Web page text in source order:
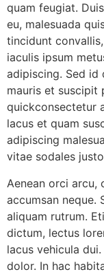
quam feugiat.
eu, malesuada
tincidunt
iaculis ipsum
adipiscing. Sed id
mauris et suscipit
quickconsectetur
lacus et quam
adipiscing
vitae sodales
Aenean orci arcu,
accumsan neque.
aliquam rutrum.
dictum, lectus
lacus vehicula
dolor. In hac